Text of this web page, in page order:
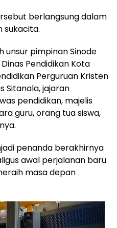
berlangsung dalam
sukacita.
unsur pimpinan Sinode
Pendidikan Kota
Perguruan Kristen
Sitanala, jajaran
pendidikan, majelis
guru, orang tua siswa,
penanda berakhirnya
awal perjalanan baru
masa depan